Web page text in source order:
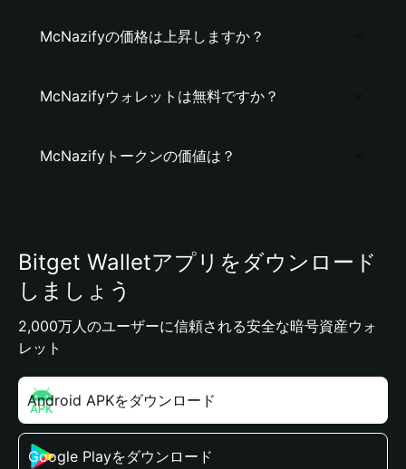
McNazifyの価格は上昇しますか？
McNazifyウォレットは無料ですか？
McNazifyトークンの価値は？
Bitget Walletアプリをダウンロード
しましょう
2,000万人のユーザーに信頼される安全な暗号資産ウォ
レット
Android APKをダウンロード
Google Playをダウンロード